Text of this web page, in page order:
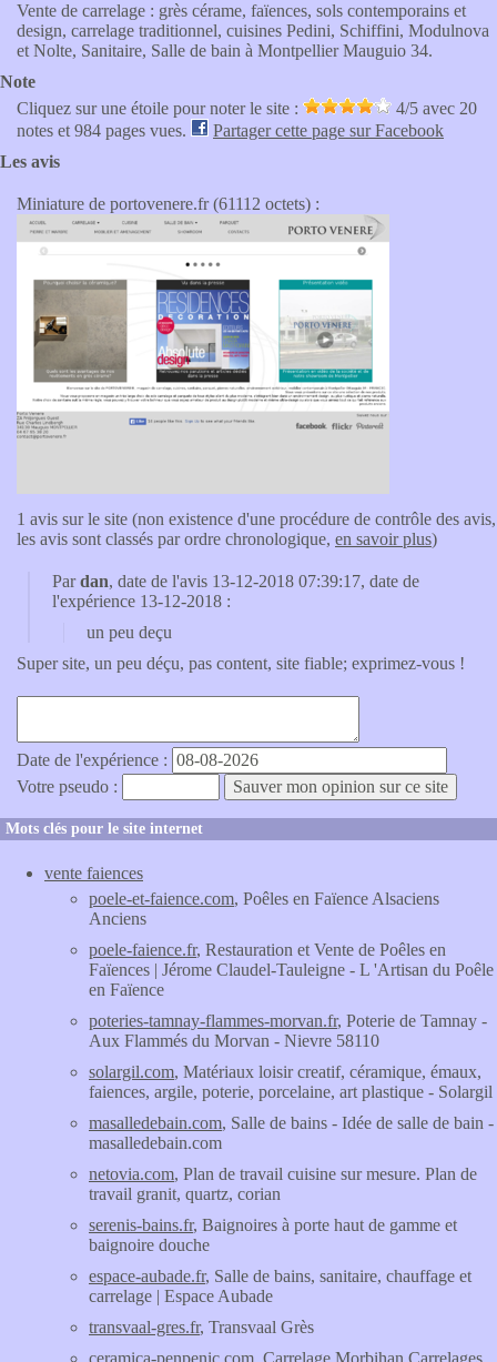
Vente de carrelage : grès cérame, faïences, sols contemporains et
design, carrelage traditionnel, cuisines Pedini, Schiffini, Modulnova
et Nolte, Sanitaire, Salle de bain à Montpellier Mauguio 34.
Note
Cliquez sur une étoile pour noter le site :
4/5 avec 20
notes et 984 pages vues.
Partager cette page sur Facebook
Les avis
Miniature de portovenere.fr (61112 octets) :
1 avis sur le site (non existence d'une procédure de contrôle des avis,
les avis sont classés par ordre chronologique, en savoir plus)
Pardan, date de l'avis 13-12-2018 07:39:17, date de
l'expérience 13-12-2018 :
un peu deçu
Super site, un peu déçu, pas content, site fiable; exprimez-vous !
Date de l'expérience :
Votre pseudo :
Mots clés pour le site internet
vente faiences
poele-et-faience.com, Poêles en Faïence Alsaciens
Anciens
poele-faience.fr, Restauration et Vente de Poêles en
Faïences | Jérome Claudel-Tauleigne - L 'Artisan du Poêle
en Faïence
poteries-tamnay-flammes-morvan.fr, Poterie de Tamnay -
Aux Flammés du Morvan - Nievre 58110
solargil.com, Matériaux loisir creatif, céramique, émaux,
faiences, argile, poterie, porcelaine, art plastique - Solargil
masalledebain.com, Salle de bains - Idée de salle de bain -
masalledebain.com
netovia.com, Plan de travail cuisine sur mesure. Plan de
travail granit, quartz, corian
serenis-bains.fr, Baignoires à porte haut de gamme et
baignoire douche
espace-aubade.fr, Salle de bains, sanitaire, chauffage et
carrelage | Espace Aubade
transvaal-gres.fr, Transvaal Grès
ceramica-penpenic.com , Carrelage Morbihan Carrelages